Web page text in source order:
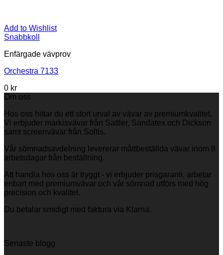
Add to Wishlist
Snabbkoll
Enfärgade vävprov
Orchestra 7133
0 kr
Om oss
Hos oss hittar du ett stort urval av vävar av premiumkvalitet.
Vi erbjuder markisvävar från Sattler, Sandatex och Dickson
samt screenvävar från Soltis.
Vår sömnadsavdelning levererar måttbeställda vävar inom 8
arbetsdagar från beställning.
Att handla hos oss är tryggt - vi erbjuder prisgaranti, arbetar
enbart med premiumvävar och vår sömnad utförs med hög
precision och kvalitet.
Du betalar smidigt med faktura via Klarna.
Senaste blogg